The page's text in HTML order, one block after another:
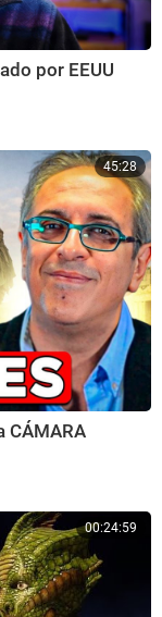
por EEUU
45:28
CÁMARA
00:24:59